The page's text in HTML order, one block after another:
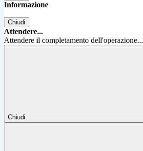
Informazione
Chiudi
Attendere...
Attendere il completamento dell'operazione...
Chiudi